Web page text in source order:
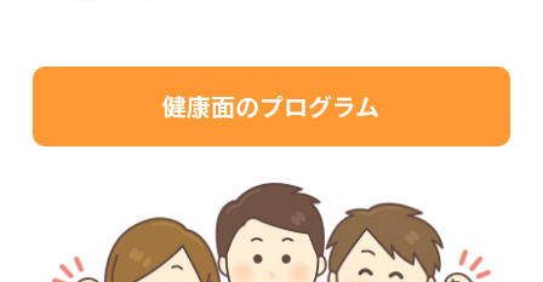
健康面のプログラム